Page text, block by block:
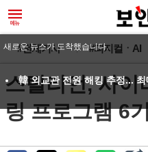
#전체기사 #피지컬ㆍAI
스틸리언, 사이
링 프로그램 6
새로운 뉴스가 도착했습니다.
韓 외교관 전원 해킹 추정...